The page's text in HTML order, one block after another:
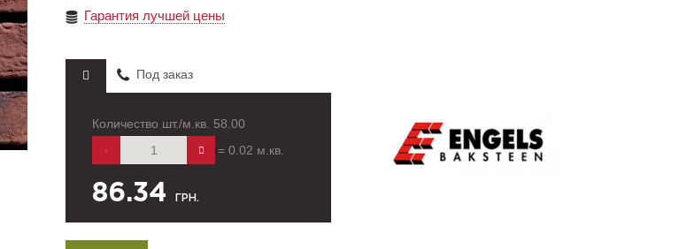
Гарантия лучшей цены
Под заказ
Количество шт./м.кв. 58.00
= 0.02 м.кв.
86.34 ГРН.